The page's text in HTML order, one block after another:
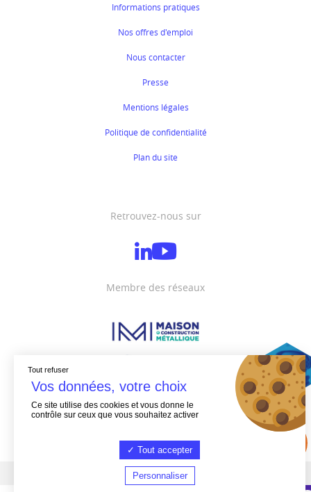
Informations pratiques
Nos offres d'emploi
Nous contacter
Presse
Mentions légales
Politique de confidentialité
Plan du site
Retrouvez-nous sur
Membre des réseaux
Ce site utilise des cookies et vous donne le
contrôle sur ceux que vous souhaitez activer
Tout accepter
Tout refuser
Personnaliser